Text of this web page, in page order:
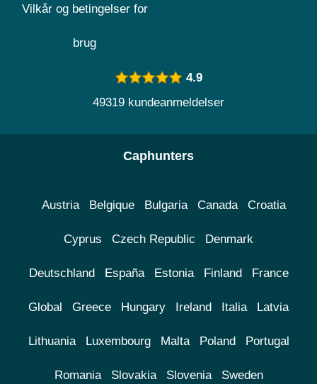
Vilkår og betingelser for
brug
4.9
49319 kundeanmeldelser
Caphunters
Austria Belgique Bulgaria Canada Croatia
Cyprus Czech Republic Denmark
Deutschland España Estonia Finland France
Global Greece Hungary Ireland Italia Latvia
Lithuania Luxembourg Malta Poland Portugal
Romania Slovakia Slovenia Sweden